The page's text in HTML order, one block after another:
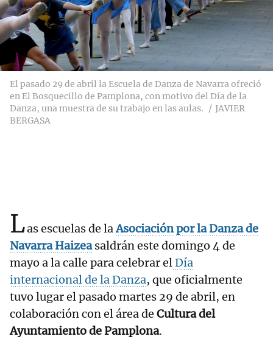
El pasado 29 de abril la Escuela de Danza de Navarra ofreció
en El Bosquecillo de Pamplona, con motivo del Día de la
Danza, una muestra de su trabajo en las aulas.
JAVIER
BERGASA
Las escuelas de laAsociación por la Danza de
Navarra Haizea saldrán este domingo 4 de
mayo a la calle para celebrar elDía
internacional de la Danza, que oficialmente
tuvo lugar el pasado martes 29 de abril, en
colaboración con el área de Cultura del
Ayuntamiento de Pamplona.